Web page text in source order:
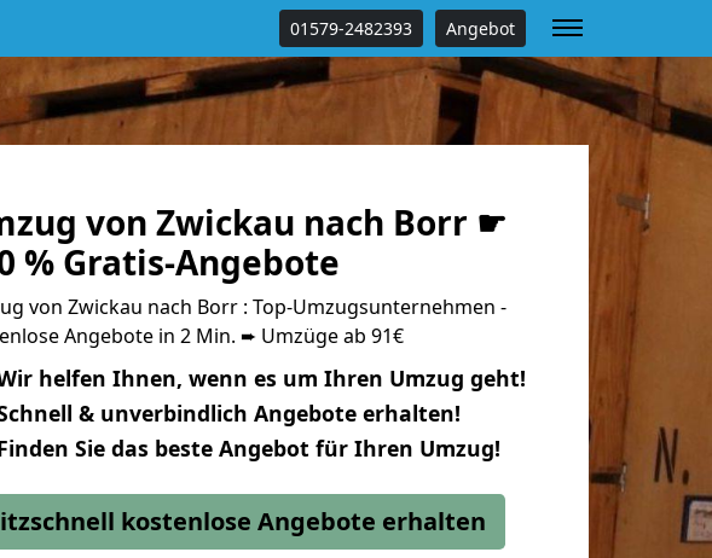
01579-2482393 Angebot
von Zwickau nach Borr ☛
% Gratis-Angebote
von Zwickau nach Borr : Top-Umzugsunternehmen -
Angebote in 2 Min. ➨ Umzüge ab 91€
helfen Ihnen, wenn es um Ihren Umzug geht!
& unverbindlich Angebote erhalten!
Sie das beste Angebot für Ihren Umzug!
kostenlose Angebote erhalten